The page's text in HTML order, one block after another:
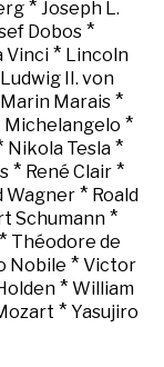
* Joseph L.
Dobos *
Vinci* Lincoln
Ludwig II. von
Marin Marais*
Michelangelo *
Nikola Tesla *
* René Clair*
Wagner* Roald
Schumann*
* Théodore de
Nobile * Victor
* William
* Yasujiro